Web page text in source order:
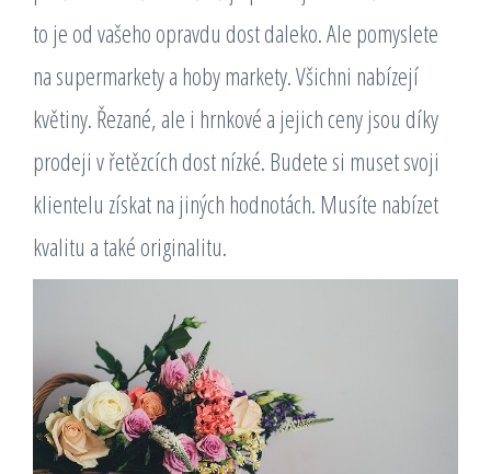
to je od vašeho opravdu dost daleko. Ale pomyslete
na supermarkety a hoby markety. Všichni nabízejí
květiny. Řezané, ale i hrnkové a jejich ceny jsou díky
prodeji v řetězcích dost nízké. Budete si muset svoji
klientelu získat na jiných hodnotách. Musíte nabízet
kvalitu a také originalitu.